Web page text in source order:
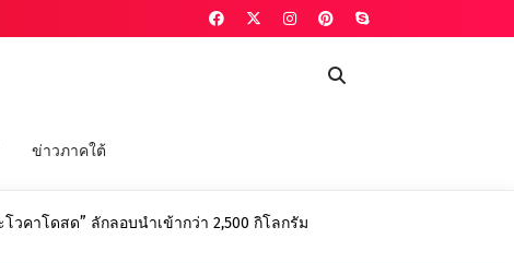
ข่าวภาคใต้
วคาโดสด” ลักลอบนำเข้ากว่า 2,500 กิโลกรัม